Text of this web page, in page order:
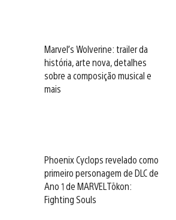
Marvel’s Wolverine: trailer da
história, arte nova, detalhes
sobre a composição musical e
mais
Phoenix Cyclops revelado como
primeiro personagem de DLC de
Ano 1 de MARVEL Tōkon:
Fighting Souls